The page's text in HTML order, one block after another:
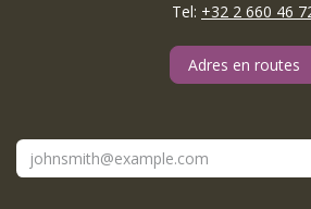
Tel: +32 2 660 46
Adres en routes